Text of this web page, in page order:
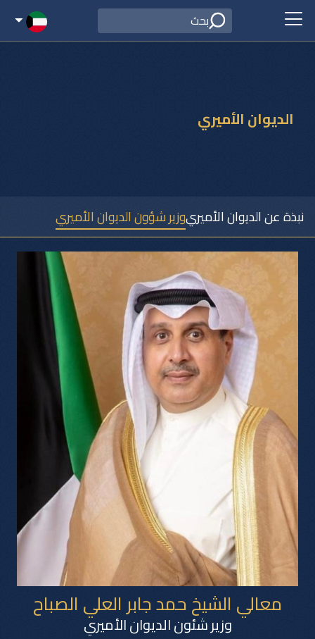
الديوان الأميري
نبذة عن الديوان الأميريوزير شؤون الديوان الأميري
معالي الشيخ حمد جابر العلي الصباح
وزير شئون الديوان الأميري